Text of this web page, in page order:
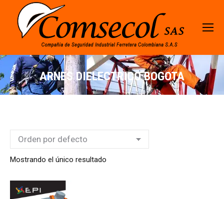
ARNES DIELECTRICO BOGOTA
Mostrando el único resultado